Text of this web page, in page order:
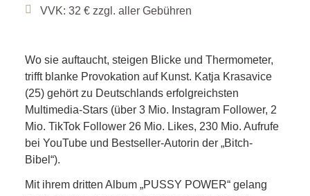
VVK: 32 € zzgl. aller Gebühren
Wo sie auftaucht, steigen Blicke und Thermometer,
trifft blanke Provokation auf Kunst. Katja Krasavice
(25) gehört zu Deutschlands erfolgreichsten
Multimedia-Stars (über 3 Mio. Instagram Follower, 2
Mio. TikTok Follower 26 Mio. Likes, 230 Mio. Aufrufe
bei YouTube und Bestseller-Autorin der „Bitch-
Bibel“).
Mit ihrem dritten Album „PUSSY POWER“ gelang